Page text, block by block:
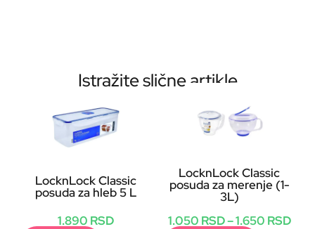
Istražite slične artikle
LocknLock Classic
posuda za hleb 5 L
1.890 RSD
LocknLock Classic
posuda za merenje (1-
3L)
1.050 RSD–1.650 RSD